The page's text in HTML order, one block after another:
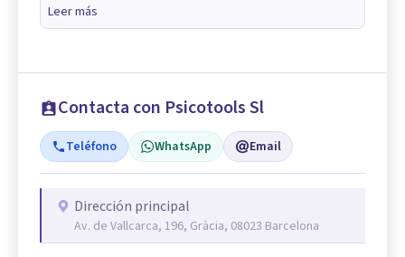
Leer más
Contacta con Psicotools Sl
Teléfono WhatsApp Email
Dirección principal
Av. de Vallcarca, 196, Gràcia, 08023 Barcelona